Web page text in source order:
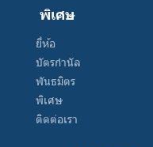
พิเศษ
ยี่ห้อ
บัตรกำนัล
พันธมิตร
พิเศษ
ติดต่อเรา